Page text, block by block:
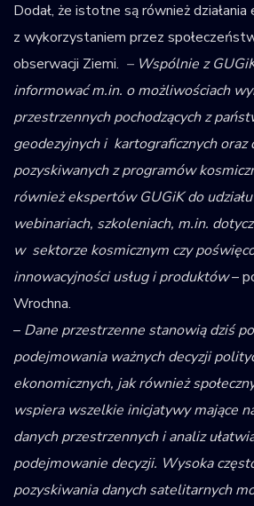
Dodał, że istotne są również
z wykorzystaniem przez
obserwacji Ziemi. – Wspólnie z
informować m.in. o możliwościach
przestrzennych pochodzących z
geodezyjnych i kartograficznych oraz
pozyskiwanych z programów
również ekspertów GUGiK do
webinariach, szkoleniach, m.in.
w sektorze kosmicznym czy
innowacyjności usług i produktów–
Wrochna.
– Dane przestrzenne stanowią dziś
podejmowania ważnych decyzji
ekonomicznych, jak również
wspiera wszelkie inicjatywy mające
danych przestrzennych i analiz
podejmowanie decyzji. Wysoka
pozyskiwania danych satelitarnych